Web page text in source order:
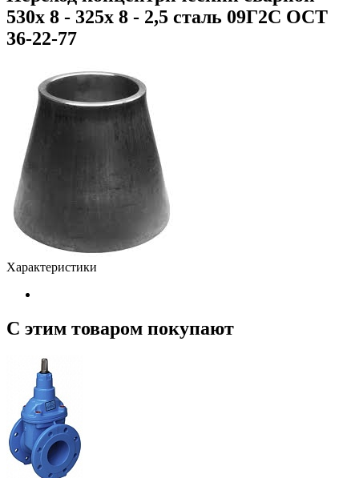
530х 8 - 325х 8 - 2,5 сталь 09Г2С ОСТ
36-22-77
Характеристики
С этим товаром покупают